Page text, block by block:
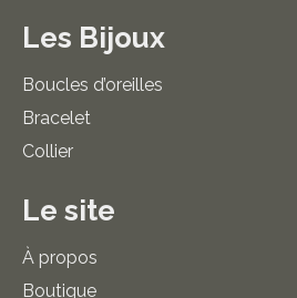
Les Bijoux
Boucles d’oreilles
Bracelet
Collier
Le site
À propos
Boutique